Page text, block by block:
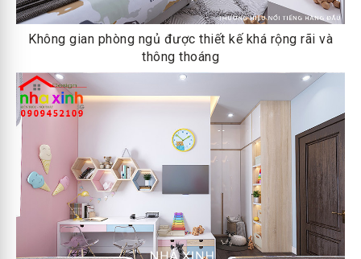
Không gian phòng ngủ được thiết kế khá rộng rãi và
thông thoáng